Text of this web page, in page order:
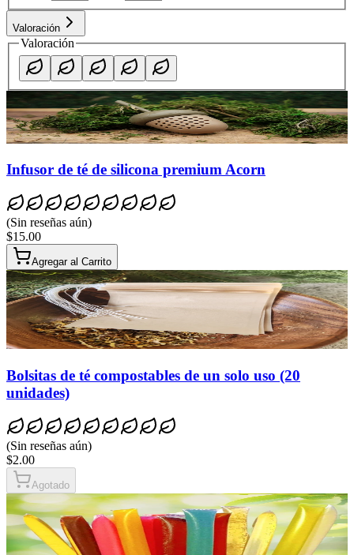
Valoración
Valoración
Infusor de té de silicona premium Acorn
(Sin reseñas aún)
$15.00
Agregar al Carrito
Bolsitas de té compostables de un solo uso (20
unidades)
(Sin reseñas aún)
$2.00
Agotado